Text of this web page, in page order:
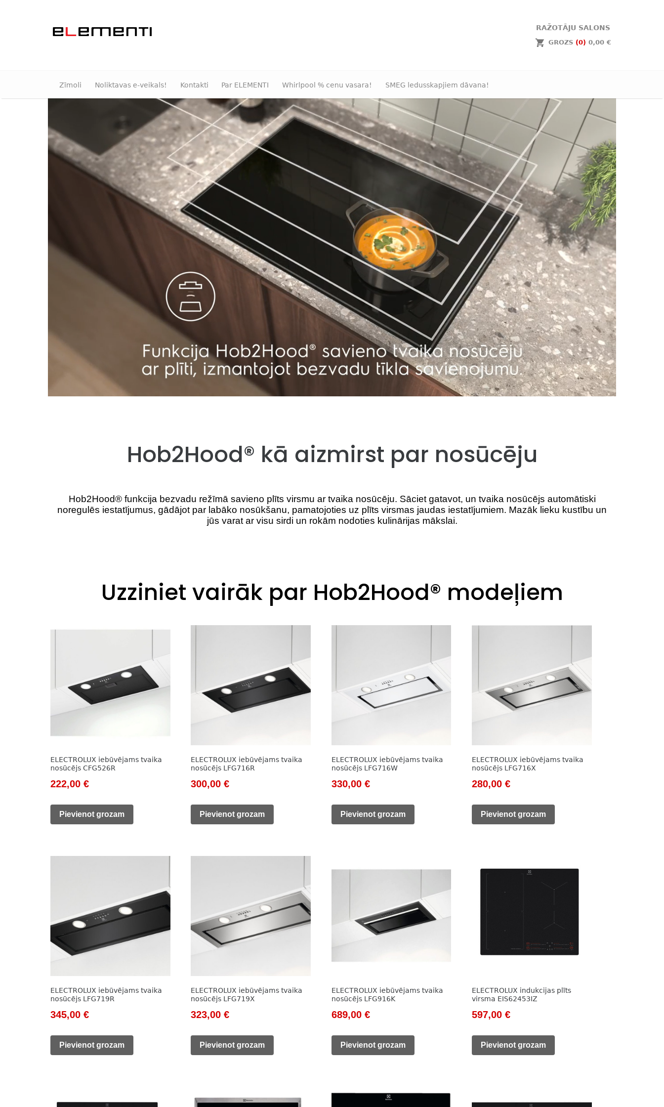
RAŽOTĀJU SALONS
GROZS (0) 0,00 €
Zīmoli Noliktavas e-veikals! Kontakti Par ELEMENTI Whirlpool % cenu vasara! SMEG ledusskapjiem dāvana!
Hob2Hood® kā aizmirst par nosūcēju
Hob2Hood® funkcija bezvadu režīmā savieno plīts virsmu ar tvaika nosūcēju. Sāciet gatavot, un tvaika nosūcējs automātiski
noregulēs iestatījumus, gādājot par labāko nosūkšanu, pamatojoties uz plīts virsmas jaudas iestatījumiem. Mazāk lieku kustību un
jūs varat ar visu sirdi un rokām nodoties kulinārijas mākslai.
Uzziniet vairāk par Hob2Hood® modeļiem
ELECTROLUX iebūvējams tvaika
nosūcējs CFG526R
Original
was:
222,00 €Current
is:
Pievienot grozam
ELECTROLUX iebūvējams tvaika
nosūcējs LFG716R
Original
was:
300,00€Current
is:
Pievienot grozam
ELECTROLUX iebūvējams tvaika
nosūcējs LFG716W
Original
was:
330,00 €Current
is:
Pievienot grozam
ELECTROLUX iebūvējams tvaika
nosūcējs LFG716X
Original
was:
280,00€Current
is:
Pievienot grozam
ELECTROLUX iebūvējams tvaika
nosūcējs LFG719R
Original
was:
345,00 €Current
is:
Pievienot grozam
ELECTROLUX iebūvējams tvaika
nosūcējs LFG719X
Original
was:
323,00€Current
is:
Pievienot grozam
ELECTROLUX iebūvējams tvaika
nosūcējs LFG916K
Original
was:
689,00 €Current
is:
Pievienot grozam
ELECTROLUX indukcijas plīts
virsma EIS62453IZ
Original
was:
597,00€Current
is:
Pievienot grozam